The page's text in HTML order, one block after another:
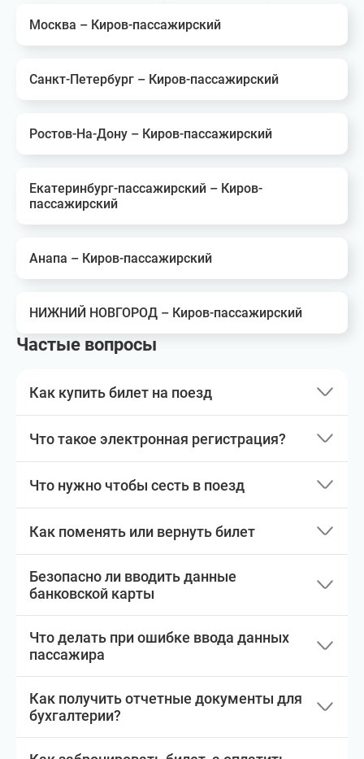
Москва – Киров-пассажирский
Санкт-Петербург – Киров-пассажирский
Ростов-На-Дону – Киров-пассажирский
Екатеринбург-пассажирский – Киров-
пассажирский
Анапа – Киров-пассажирский
НИЖНИЙ НОВГОРОД – Киров-пассажирский
Частые вопросы
Как купить билет на поезд
Что такое электронная регистрация?
Что нужно чтобы сесть в поезд
Как поменять или вернуть билет
Безопасно ли вводить данные
банковской карты
Что делать при ошибке ввода данных
пассажира
Как получить отчетные документы для
бухгалтерии?